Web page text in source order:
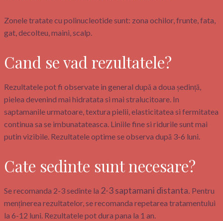
Zonele tratate cu polinucleotide sunt: zona ochilor, frunte, fata,
gat, decolteu, maini, scalp.
Cand se vad rezultatele?
Rezultatele pot fi observate in general după a doua ședință,
pielea devenind mai hidratata si mai stralucitoare. In
saptamanile urmatoare, textura pielii, elasticitatea si fermitatea
continua sa se imbunatateasca. Liniile fine si ridurile sunt mai
putin vizibile. Rezultatele optime se observa după 3-6 luni.
Cate sedinte sunt necesare?
Se recomanda 2-3 sedinte la 2-3 saptamani distanta. Pentru
menținerea rezultatelor, se recomanda repetarea tratamentului
la 6-12 luni. Rezultatele pot dura pana la 1 an.